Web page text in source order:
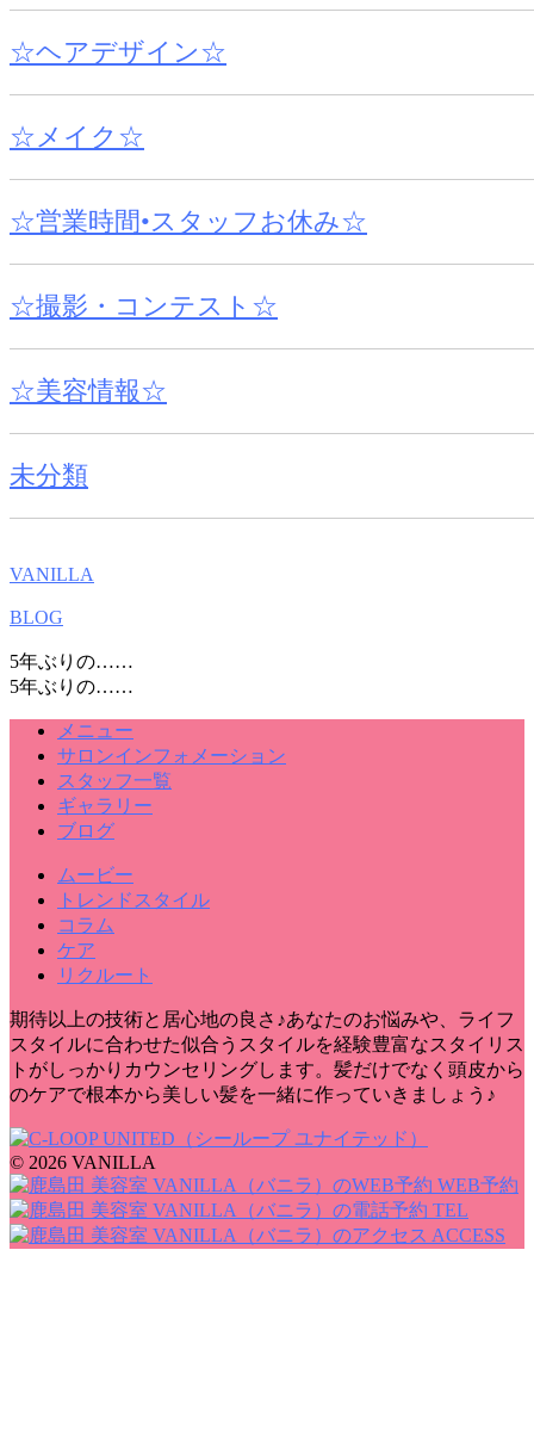
☆ヘアデザイン☆
☆メイク☆
☆営業時間•スタッフお休み☆
☆撮影・コンテスト☆
☆美容情報☆
未分類
VANILLA
BLOG
5年ぶりの……
5年ぶりの……
メニュー
サロンインフォメーション
スタッフ一覧
ギャラリー
ブログ
ムービー
トレンドスタイル
コラム
ケア
リクルート
期待以上の技術と居心地の良さ♪あなたのお悩みや、ライフ
スタイルに合わせた似合うスタイルを経験豊富なスタイリス
トがしっかりカウンセリングします。髪だけでなく頭皮から
のケアで根本から美しい髪を一緒に作っていきましょう♪
© 2026 VANILLA
WEB予約
TEL
ACCESS